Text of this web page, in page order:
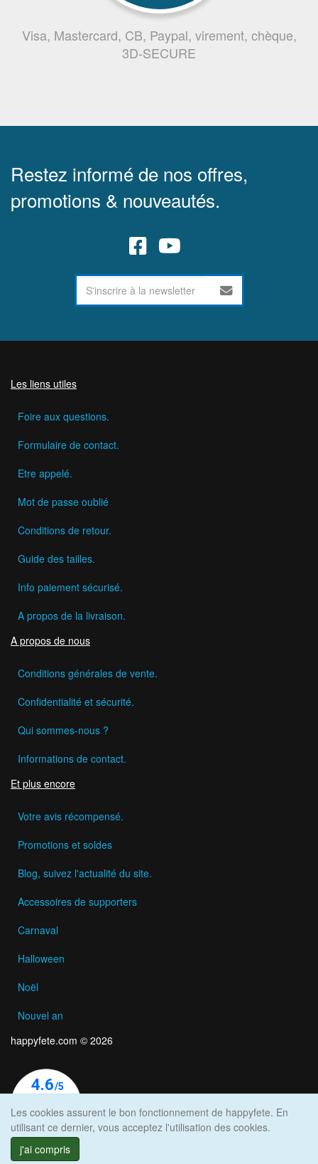
Visa, Mastercard, CB, Paypal, virement, chèque,
3D-SECURE
Restez informé de nos offres,
promotions & nouveautés.
Les liens utiles
Foire aux questions.
Formulaire de contact.
Etre appelé.
Mot de passe oublié
Conditions de retour.
Guide des tailles.
Info paiement sécurisé.
A propos de la livraison.
A propos de nous
Conditions générales de vente.
Confidentialité et sécurité.
Qui sommes-nous ?
Informations de contact.
Et plus encore
Votre avis récompensé.
Promotions et soldes
Blog, suivez l'actualité du site.
Accessoires de supporters
Carnaval
Halloween
Noël
Nouvel an
happyfete.com © 2026
Les cookies assurent le bon fonctionnement de happyfete. En
utilisant ce dernier, vous acceptez l'utilisation des cookies.
j'ai compris